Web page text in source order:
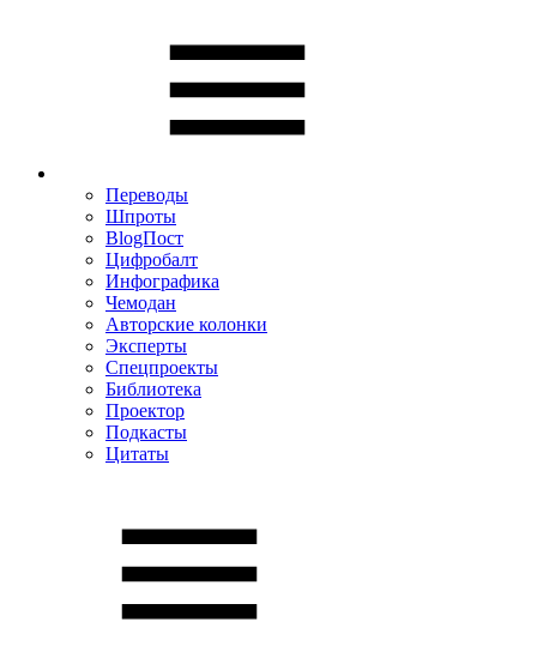
Переводы
Шпроты
BlogПост
Цифробалт
Инфографика
Чемодан
Авторские колонки
Эксперты
Спецпроекты
Библиотека
Проектор
Подкасты
Цитаты